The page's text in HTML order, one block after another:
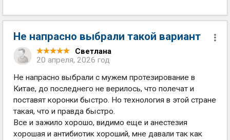
Не напрасно выбрали такой вариант
Светлана
20 апреля, 2026 год
Не напрасно выбрали с мужем протезирование в
Китае, до последнего не верилось, что полечат и
поставят коронки быстро. Но технология в этой стране
такая, что и правда быстро.
Все и зажило хорошо, видимо еще и анестезия
хорошая и антибиотик хороший, мне давали так как